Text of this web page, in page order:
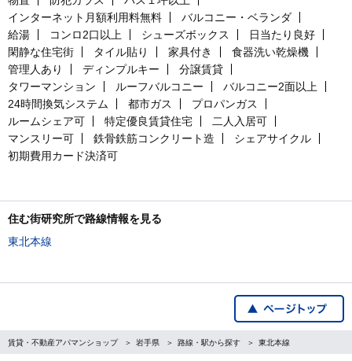
インターネット月額利用料無料
バルコニー・ベランダ
給湯
コンロ2口以上 シューズボックス
日当たり良好
閑静な住宅街
タイル貼り 家具付き
食器洗い乾燥機
管理人あり
ディンプルキー
分譲賃貸
タワーマンション
ルーフバルコニー
バルコニー2面以上
24時間換気システム
都市ガス
プロパンガス
ルームシェア可
特定優良賃貸住宅
二人入居可
マンスリー可
鉄骨鉄筋コンクリート造
シェアサイクル
初期費用カード決済可
住む街研究所で路線情報を見る
東北本線
賃貸・不動産アパマンショップ 岩手県 路線・駅から探す 東北本線